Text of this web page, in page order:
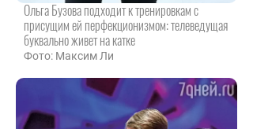
Ольга Бузова подходит к тренировкам с
присущим ей перфекционизмом: телеведущая
буквально живет на катке
Фото: Максим Ли